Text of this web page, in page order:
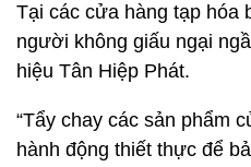
Tại các cửa hàng tạp hóa
người không giấu ngại
hiệu Tân Hiệp Phát.
“Tẩy chay các sản phẩm
hành động thiết thực để